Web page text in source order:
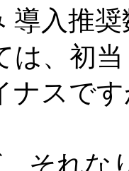
導入推
は、初
ナスで
それな